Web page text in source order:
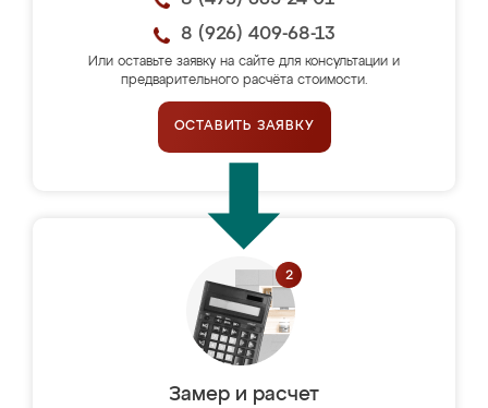
8 (926) 409-68-13
Или оставьте заявку на сайте для консультации и
предварительного расчёта стоимости.
ОСТАВИТЬ ЗАЯВКУ
Замер и расчет